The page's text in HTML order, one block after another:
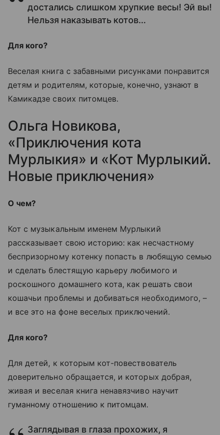
достались слишком хрупкие весы! Эй вы!
Нельзя наказывать котов...
Для кого?
Веселая книга с забавными рисунками понравится
детям и родителям, которые, конечно, узнают в
Камикадзе своих питомцев.
Ольга Новикова,
«Приключения кота
Мурлыкия» и «Кот Мурлыкий.
Новые приключения»
О чем?
Кот с музыкальным именем Мурлыкий
рассказывает свою историю: как несчастному
беспризорному котенку попасть в любящую семью
и сделать блестящую карьеру любимого и
роскошного домашнего кота, как решать свои
кошачьи проблемы и добиваться необходимого, –
и все это на фоне веселых приключений.
Для кого?
Для детей, к которым кот-повествователь
доверительно обращается, и которых добрая,
живая и веселая книга ненавязчиво научит
гуманному отношению к питомцам.
Заглядывая в глаза прохожих, я